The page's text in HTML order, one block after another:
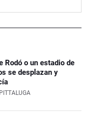
Rodó o un estadio de
se desplazan y